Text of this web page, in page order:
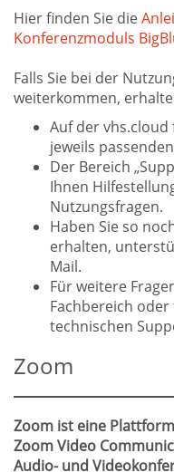
Hier finden Sie die
Konferenzmoduls
Falls Sie bei der
weiterkommen,
Auf der
jeweils
Der Bereich
Ihnen
Nutzungsfragen.
Haben Sie so
erhalten,
Mail.
Für weitere
Fachbereich
technischen
Zoom
Zoom ist eine
Zoom Video
Audio- und